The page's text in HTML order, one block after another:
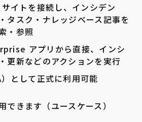
イトを接続し、インシデン
タスク・ナレッジベース記事を
・参照
アプリから直接、インシ
更新などのアクションを実行
として正式に利用可能
できます（ユースケース）